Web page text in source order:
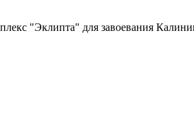
"Эклипта" для завоевания